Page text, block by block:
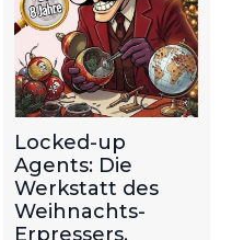
Locked-up
Agents: Die
Werkstatt des
Weihnachts-
Erpressers.